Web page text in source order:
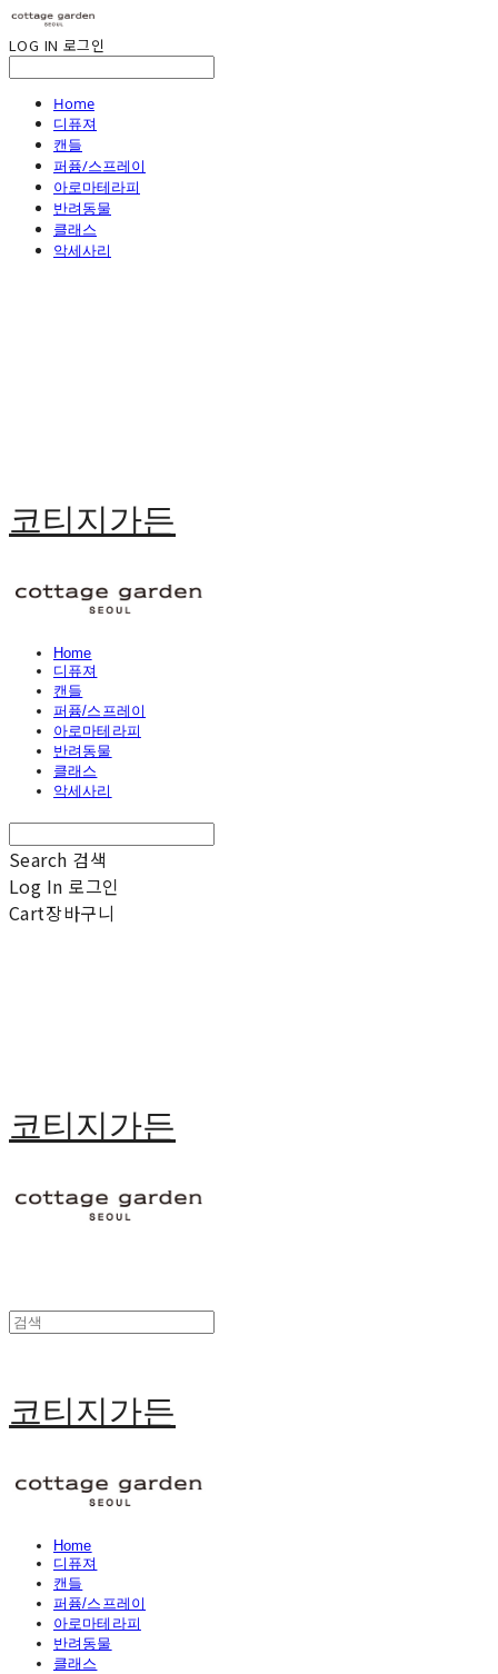
LOG IN 로그인
Home
디퓨져
캔들
퍼퓸/스프레이
아로마테라피
반려동물
클래스
악세사리
코티지가든
Home
디퓨져
캔들
퍼퓸/스프레이
아로마테라피
반려동물
클래스
악세사리
Search 검색
Log In 로그인
Cart장바구니
코티지가든
코티지가든
Home
디퓨져
캔들
퍼퓸/스프레이
아로마테라피
반려동물
클래스